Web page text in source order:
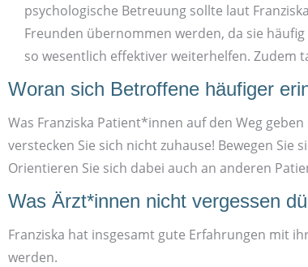
psychologische Betreuung sollte laut
Freunden übernommen werden, da sie
so wesentlich effektiver weiterhelfen. Zudem
Woran sich Betroffene häufiger
Was Franziska Patient*innen auf den Weg
verstecken Sie sich nicht zuhause! Bewegen Sie
Orientieren Sie sich dabei auch an anderen
Was Ärzt*innen nicht vergessen
Franziska hat insgesamt gute Erfahrungen mit
werden.